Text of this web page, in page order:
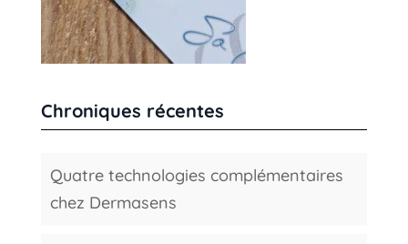
Chroniques récentes
Quatre technologies complémentaires
chez Dermasens